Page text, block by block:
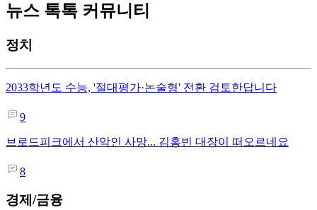
뉴스 톡톡 커뮤니티
정치
2033학년도 수능, '절대평가·논술형' 전환 검토한답니다
9
브로드피크에서 산악인 사망... 김홍빈 대장이 떠오르네요
8
경제/금융